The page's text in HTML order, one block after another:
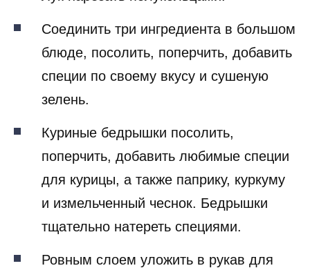
Соединить три ингредиента в большом
блюде, посолить, поперчить, добавить
специи по своему вкусу и сушеную
зелень.
Куриные бедрышки посолить,
поперчить, добавить любимые специи
для курицы, а также паприку, куркуму
и измельченный чеснок. Бедрышки
тщательно натереть специями.
Ровным слоем уложить в рукав для